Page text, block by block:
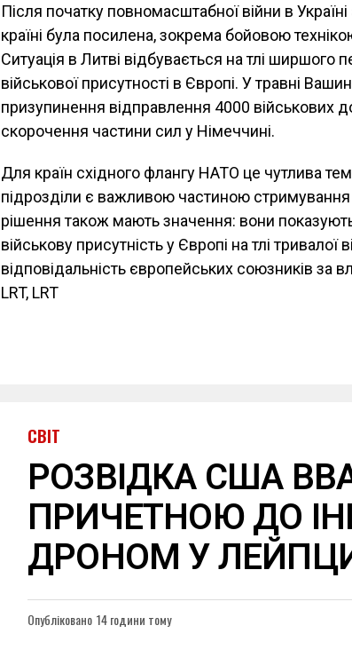
Після початку повномасштабної війни в
країні була посилена, зокрема бойовою
Ситуація в Литві відбувається на тлі ширшого
військової присутності в Європі. У травні
призупинення відправлення 4000 військових
скорочення частини сил у Німеччині.
Для країн східного флангу НАТО це чутлива
підрозділи є важливою частиною стримування
рішення також мають значення: вони
військову присутність у Європі на тлі тривалої
відповідальність європейських союзників за
LRT, LRT
СВІТ
РОЗВІДКА США
ПРИЧЕТНОЮ ДО
ДРОНОМ У
Опубліковано 14 години тому